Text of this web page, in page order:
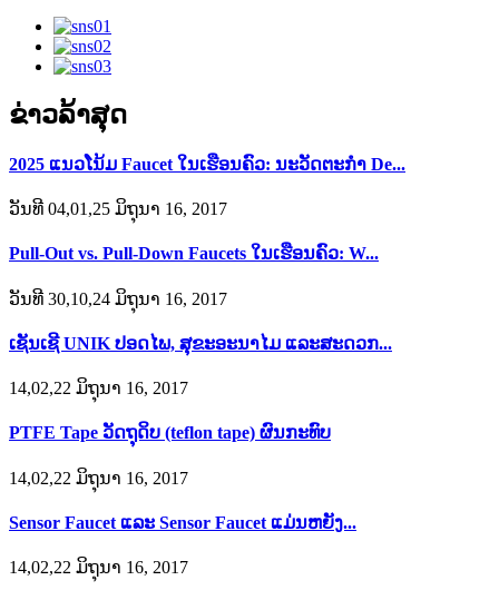
ຂ່າວລ້າສຸດ
2025 ແນວໂນ້ມ Faucet ໃນເຮືອນຄົວ: ນະວັດຕະກໍາ De...
ວັນທີ 04,01,25 ມິຖຸນາ 16, 2017
Pull-Out vs. Pull-Down Faucets ໃນເຮືອນຄົວ: W...
ວັນທີ 30,10,24 ມິຖຸນາ 16, 2017
ເຊັນເຊີ UNIK ປອດໄພ, ສຸຂະອະນາໄມ ແລະສະດວກ...
14,02,22 ມິຖຸນາ 16, 2017
PTFE Tape ວັດຖຸດິບ (teflon tape) ຜົນກະທົບ
14,02,22 ມິຖຸນາ 16, 2017
Sensor Faucet ແລະ Sensor Faucet ແມ່ນຫຍັງ...
14,02,22 ມິຖຸນາ 16, 2017